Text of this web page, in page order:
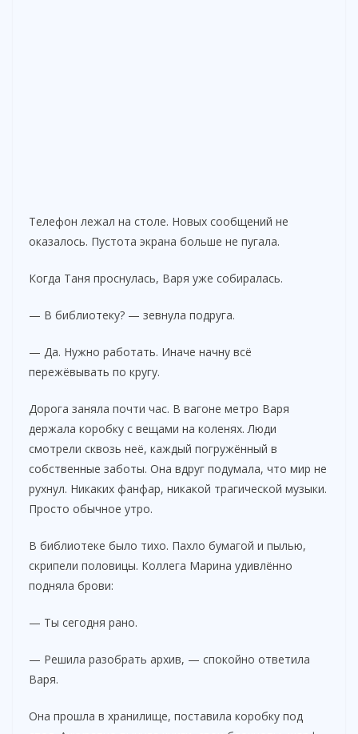
Телефон лежал на столе. Новых сообщений не
оказалось. Пустота экрана больше не пугала.
Когда Таня проснулась, Варя уже собиралась.
— В библиотеку? — зевнула подруга.
— Да. Нужно работать. Иначе начну всё
пережёвывать по кругу.
Дорога заняла почти час. В вагоне метро Варя
держала коробку с вещами на коленях. Люди
смотрели сквозь неё, каждый погружённый в
собственные заботы. Она вдруг подумала, что мир не
рухнул. Никаких фанфар, никакой трагической музыки.
Просто обычное утро.
В библиотеке было тихо. Пахло бумагой и пылью,
скрипели половицы. Коллега Марина удивлённо
подняла брови:
— Ты сегодня рано.
— Решила разобрать архив, — спокойно ответила
Варя.
Она прошла в хранилище, поставила коробку под